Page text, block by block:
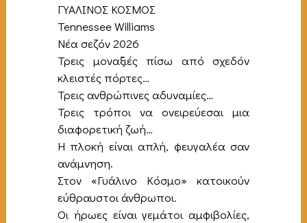
ΓΥΑΛΙΝΟΣ ΚΟΣΜΟΣ
Tennessee Williams
Νέα σεζόν 2026
Τρεις μοναξιές πίσω από σχεδόν
κλειστές πόρτες…
Τρεις ανθρώπινες αδυναμίες…
Τρεις τρόποι να ονειρεύεσαι μια
διαφορετική ζωή…
Η πλοκή είναι απλή, φευγαλέα σαν
ανάμνηση.
Στον «Γυάλινο Κόσμο» κατοικούν
εύθραυστοι άνθρωποι.
Οι ήρωες είναι γεμάτοι αμφιβολίες,